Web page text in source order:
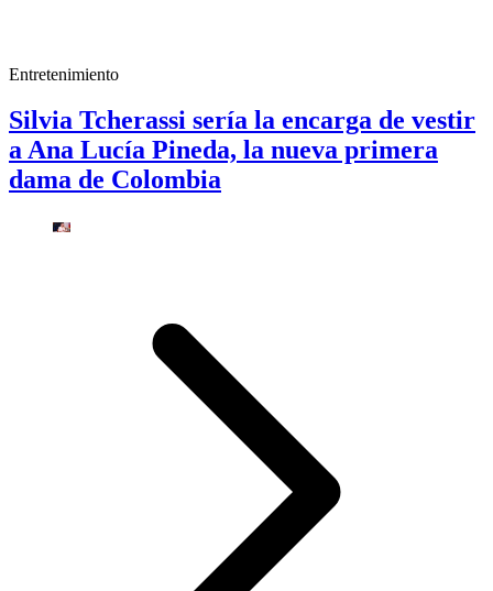
Entretenimiento
Silvia Tcherassi sería la encarga de vestir
a Ana Lucía Pineda, la nueva primera
dama de Colombia